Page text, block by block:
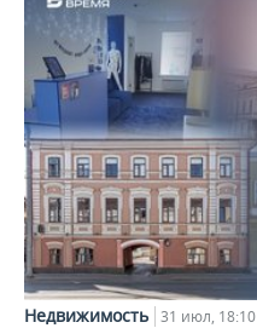
Недвижимость 31 июл, 18:10